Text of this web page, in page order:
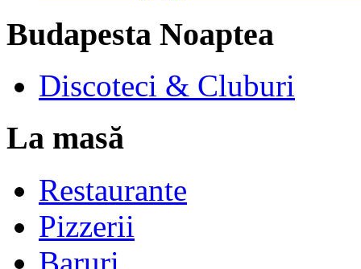
Budapesta Noaptea
Discoteci & Cluburi
La masă
Restaurante
Pizzerii
Baruri